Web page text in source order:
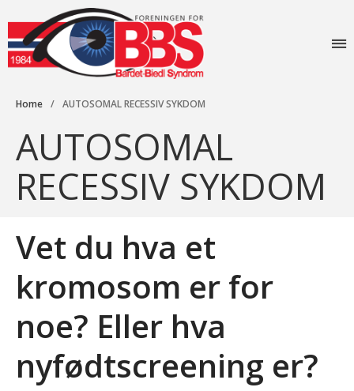
Forside
Info
Lovverk og søknader
Diagnosen
Rettigheter: Grunnstønad –
Synshjelpemidler – Lese og
Senter for sjeldne
diagnoser (SSD)
Likeperson
Foreningen
Bli medlem
Kontakt
Home / AUTOSOMAL RECESSIV SYKDOM
AUTOSOMAL
RECESSIV SYKDOM
Vet du hva et
kromosom er for
noe? Eller hva
nyfødtscreening er?